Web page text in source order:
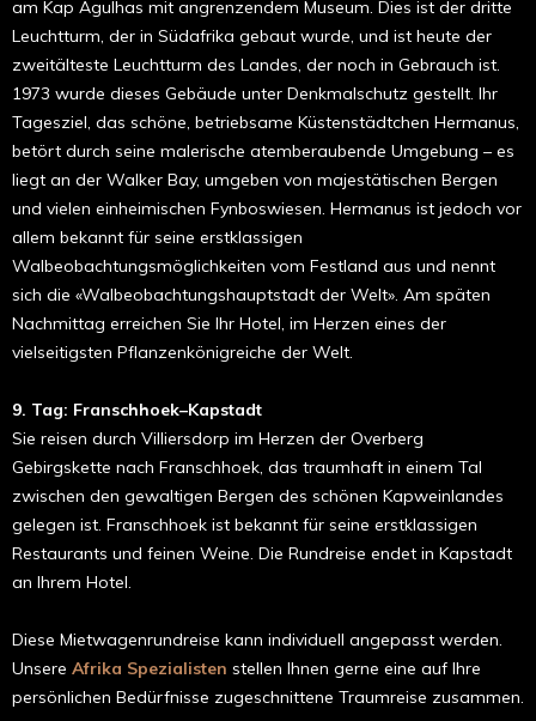
am Kap Agulhas mit angrenzendem Museum. Dies ist der dritte
Leuchtturm, der in Südafrika gebaut wurde, und ist heute der
zweitälteste Leuchtturm des Landes, der noch in Gebrauch ist.
1973 wurde dieses Gebäude unter Denkmalschutz gestellt. Ihr
Tagesziel, das schöne, betriebsame Küstenstädtchen Hermanus,
betört durch seine malerische atemberaubende Umgebung – es
liegt an der Walker Bay, umgeben von majestätischen Bergen
und vielen einheimischen Fynboswiesen. Hermanus ist jedoch vor
allem bekannt für seine erstklassigen
Walbeobachtungsmöglichkeiten vom Festland aus und nennt
sich die «Walbeobachtungshauptstadt der Welt». Am späten
Nachmittag erreichen Sie Ihr Hotel, im Herzen eines der
vielseitigsten Pflanzenkönigreiche der Welt.
9. Tag: Franschhoek–Kapstadt
Sie reisen durch Villiersdorp im Herzen der Overberg
Gebirgskette nach Franschhoek, das traumhaft in einem Tal
zwischen den gewaltigen Bergen des schönen Kapweinlandes
gelegen ist. Franschhoek ist bekannt für seine erstklassigen
Restaurants und feinen Weine. Die Rundreise endet in Kapstadt
an Ihrem Hotel.
Diese Mietwagenrundreise kann individuell angepasst werden.
Unsere Afrika Spezialisten stellen Ihnen gerne eine auf Ihre
persönlichen Bedürfnisse zugeschnittene Traumreise zusammen.